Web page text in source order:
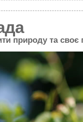
природу та